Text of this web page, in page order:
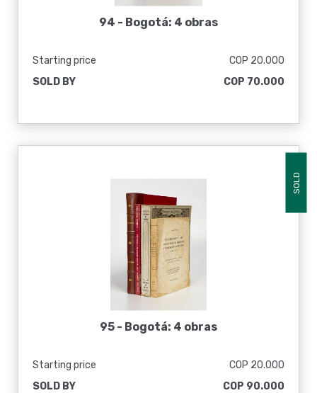
94 - Bogotá: 4 obras
Starting price
COP 20.000
SOLD BY
COP 70.000
SOLD
95 - Bogotá: 4 obras
Starting price
COP 20.000
SOLD BY
COP 90.000